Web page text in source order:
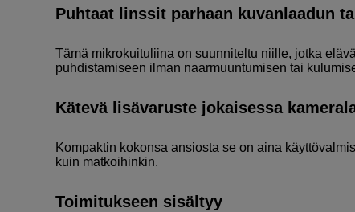
Puhtaat linssit parhaan kuvanlaadun
Tämä mikrokuituliina on suunniteltu niille, jotka
puhdistamiseen ilman naarmuuntumisen tai
Kätevä lisävaruste jokaisessa
Kompaktin kokonsa ansiosta se on aina
kuin matkoihinkin.
Toimitukseen sisältyy